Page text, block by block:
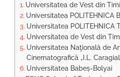
Universitatea de Vest din
Universitatea POLITEHNICA
Universitatea POLITEHNICA
Universitatea de Vest din
Universitatea Naţională de
Cinematografică „I.L.
Universitatea Babeș-Bolyai